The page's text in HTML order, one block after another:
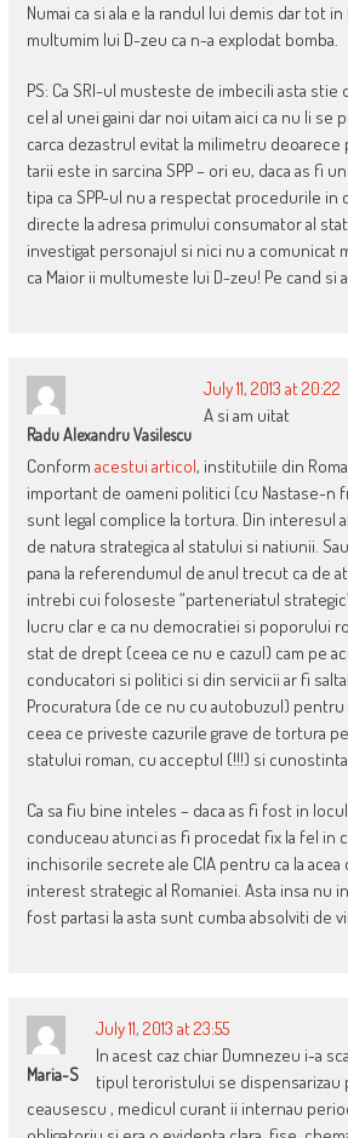
Numai ca si ala e la randul lui demis dar tot
multumim lui D-zeu ca n-a explodat bomba.
PS: Ca SRI-ul musteste de imbecili asta stie
cel al unei gaini dar noi uitam aici ca nu li se
carca dezastrul evitat la milimetru
tarii este in sarcina SPP – ori eu, daca as fi
tipa ca SPP-ul nu a respectat procedurile in
directe la adresa primului consumator al
investigat personajul si nici nu a comunicat
ca Maior ii multumeste lui D-zeu! Pe cand si
Radu Alexandru Vasilescu
July 11, 2013 at 20:22
A si am uitat
Conform acestui articol, institutiile din
important de oameni politici (cu Nastase-n
sunt legal complice la tortura. Din interesul
de natura strategica al statului si natiunii.
pana la referendumul de anul trecut ca de
intrebi cui foloseste “parteneriatul
lucru clar e ca nu democratiei si poporului
stat de drept (ceea ce nu e cazul) cam pe
conducatori si politici si din servicii ar fi
Procuratura (de ce nu cu autobuzul) pentru
ceea ce priveste cazurile grave de tortura
statului roman, cu acceptul (!!!) si
Ca sa fiu bine inteles – daca as fi fost in
conduceau atunci as fi procedat fix la fel in
inchisorile secrete ale CIA pentru ca la acea
interest strategic al Romaniei. Asta insa nu
fost partasi la asta sunt cumba absolviti de
Maria-S
July 11, 2013 at 23:55
In acest caz chiar Dumnezeu i-a
tipul teroristului se dispensarizau
ceausescu , medicul curant ii internau